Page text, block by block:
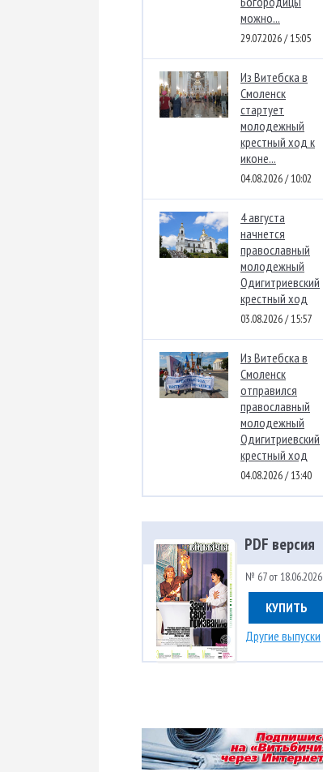
можно...
29.07.2026 / 15:05
Из Витебска в
Смоленск
стартует
молодежный
крестный ход к
иконе...
04.08.2026 / 10:02
4 августа
начнется
православный
молодежный
Одигитриевский
крестный ход
03.08.2026 / 15:57
Из Витебска в
Смоленск
отправился
православный
молодежный
Одигитриевский
крестный ход
04.08.2026 / 13:40
PDF версия
№ 67 от 18.06.2026
КУПИТЬ
Другие выпуски